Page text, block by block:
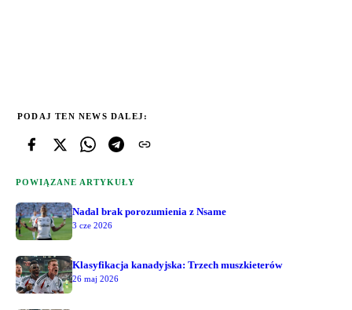
PODAJ TEN NEWS DALEJ:
POWIĄZANE ARTYKUŁY
Nadal brak porozumienia z Nsame
3 cze 2026
Klasyfikacja kanadyjska: Trzech muszkieterów
26 maj 2026